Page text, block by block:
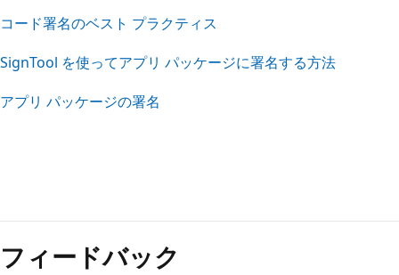
コード署名のベスト プラクティス
SignTool を使ってアプリ パッケージに署名する方法
アプリ パッケージの署名
フィードバック